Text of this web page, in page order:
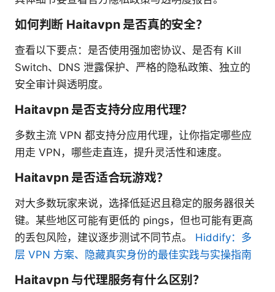
如何判断 Haitavpn 是否真的安全？
查看以下要点：是否使用强加密协议、是否有 Kill
Switch、DNS 泄露保护、严格的隐私政策、独立的
安全审计與透明度。
Haitavpn 是否支持分应用代理？
多数主流 VPN 都支持分应用代理，让你指定哪些应
用走 VPN，哪些走直连，提升灵活性和速度。
Haitavpn 是否适合玩游戏？
对大多数玩家来说，选择低延迟且稳定的服务器很关
键。某些地区可能有更低的 pings，但也可能有更高
的丢包风险，建议逐步测试不同节点。 Hiddify：多
层 VPN 方案、隐藏真实身份的最佳实践与实操指南
Haitavpn 与代理服务有什么区别？